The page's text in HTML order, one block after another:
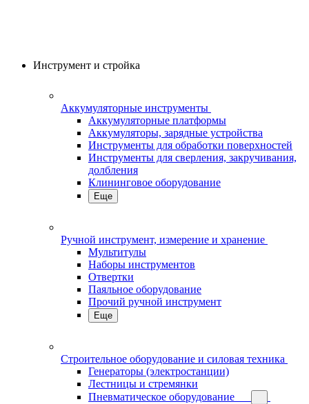
Инструмент и стройка
Аккумуляторные инструменты
Аккумуляторные платформы
Аккумуляторы, зарядные устройства
Инструменты для обработки поверхностей
Инструменты для сверления, закручивания,
долбления
Клининговое оборудование
Еще
Ручной инструмент, измерение и хранение
Мультитулы
Наборы инструментов
Отвертки
Паяльное оборудование
Прочий ручной инструмент
Еще
Строительное оборудование и силовая техника
Генераторы (электростанции)
Лестницы и стремянки
Пневматическое оборудование